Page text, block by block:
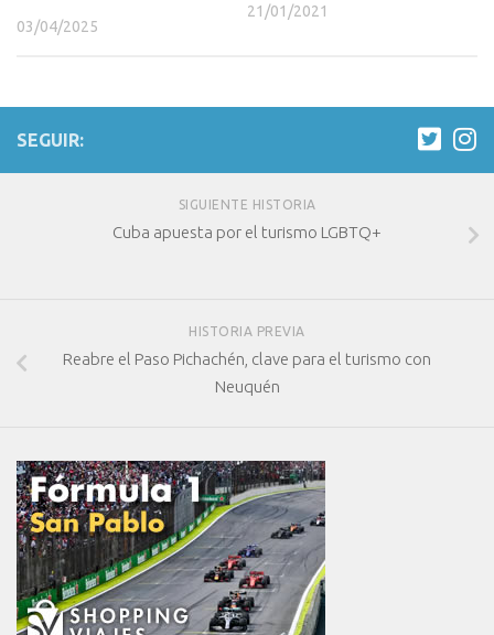
03/04/2025
21/01/2021
SEGUIR:
SIGUIENTE HISTORIA
Cuba apuesta por el turismo LGBTQ+
HISTORIA PREVIA
Reabre el Paso Pichachén, clave para el turismo con
Neuquén